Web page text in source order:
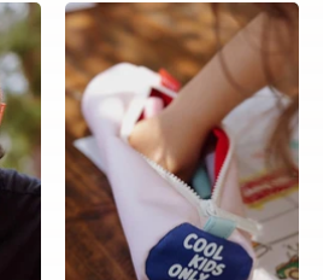
Etui
mini
Bonbon
Hello
Hossy